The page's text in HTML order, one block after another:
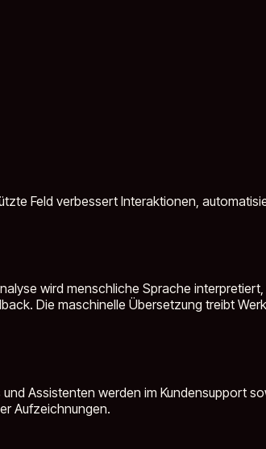
Feld verbessert Interaktionen,
wird menschliche Sprache interpretiert,
Die maschinelle Übersetzung treibt
Assistenten werden im Kundensupport
Aufzeichnungen.